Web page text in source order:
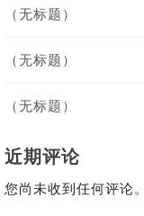
（无标题）
（无标题）
（无标题）
近期评论
您尚未收到任何评论。